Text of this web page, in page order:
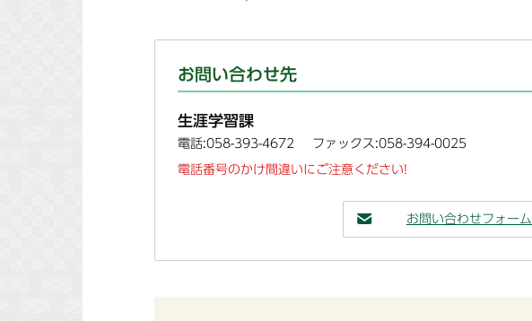
お問い合わせ先
生涯学習課
電話:058-393-4672 ファックス:058-394-0025
電話番号のかけ間違いにご注意ください!
お問い合わせフォーム